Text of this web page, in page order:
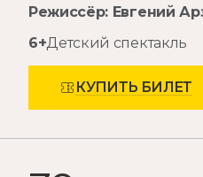
Режиссёр: Евгений
6+Детский спектакль
КУПИТЬ БИЛЕТ